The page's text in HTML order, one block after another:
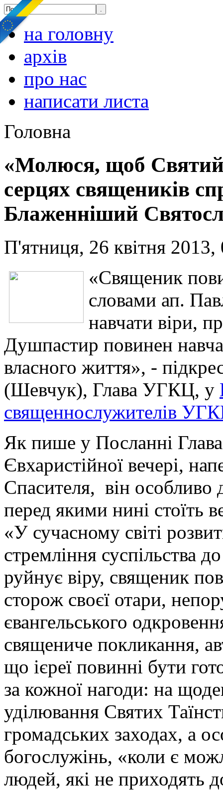
на головну
архів
про нас
написати листа
Головна
«Молюся, щоб
серцях священиків
Блаженніший
П'ятниця, 26 квітня 2013,
«Священик
словами ап.
навчати віри,
Душпастир повинен
власного життя», -
(Шевчук), Глава УГКЦ, у
священнослужителів
Як пише у Посланні
Євхаристійної вечері,
Спасителя, він особливо
перед якими нині стоїть
«У сучасному світі
стремління суспільства
руйнує віру, священик
сторож своєї отари,
євангельського
священиче покликання,
що ієреї повинні бути
за кожної нагоди: на
уділювання Святих
громадських заходах, а
богослужінь, «коли є
людей, які не приходять